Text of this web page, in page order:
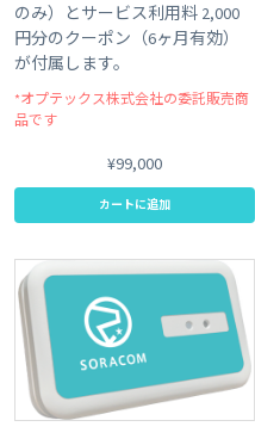
のみ）とサービス利用料 2,000
円分のクーポン（6ヶ月有効）
が付属します。
*オプテックス株式会社の委託販売商
品です
¥99,000
カートに追加